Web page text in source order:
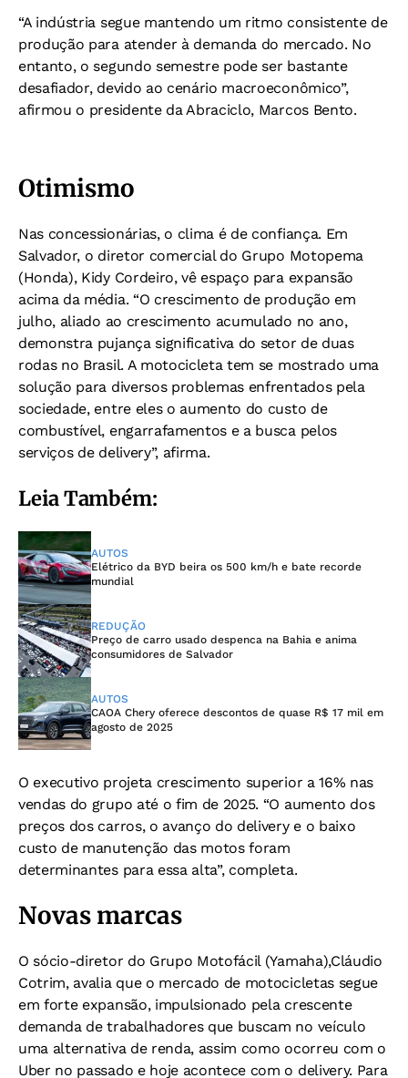
“A indústria segue mantendo um ritmo consistente de
produção para atender à demanda do mercado. No
entanto, o segundo semestre pode ser bastante
desafiador, devido ao cenário macroeconômico”,
afirmou o presidente da Abraciclo, Marcos Bento.
Otimismo
Nas concessionárias, o clima é de confiança. Em
Salvador, o diretor comercial do Grupo Motopema
(Honda), Kidy Cordeiro, vê espaço para expansão
acima da média. “O crescimento de produção em
julho, aliado ao crescimento acumulado no ano,
demonstra pujança significativa do setor de duas
rodas no Brasil. A motocicleta tem se mostrado uma
solução para diversos problemas enfrentados pela
sociedade, entre eles o aumento do custo de
combustível, engarrafamentos e a busca pelos
serviços de delivery”, afirma.
Leia Também:
AUTOS
Elétrico da BYD beira os 500 km/h e bate recorde
mundial
REDUÇÃO
Preço de carro usado despenca na Bahia e anima
consumidores de Salvador
AUTOS
CAOA Chery oferece descontos de quase R$ 17 mil em
agosto de 2025
O executivo projeta crescimento superior a 16% nas
vendas do grupo até o fim de 2025. “O aumento dos
preços dos carros, o avanço do delivery e o baixo
custo de manutenção das motos foram
determinantes para essa alta”, completa.
Novas marcas
O sócio-diretor do Grupo Motofácil (Yamaha),Cláudio
Cotrim, avalia que o mercado de motocicletas segue
em forte expansão, impulsionado pela crescente
demanda de trabalhadores que buscam no veículo
uma alternativa de renda, assim como ocorreu com o
Uber no passado e hoje acontece com o delivery. Para